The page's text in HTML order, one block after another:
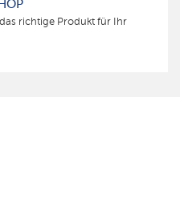
richtige Produkt für Ihr